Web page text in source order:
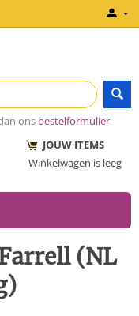
ons bestelformulier
JOUW ITEMS
Winkelwagen is leeg
(NL